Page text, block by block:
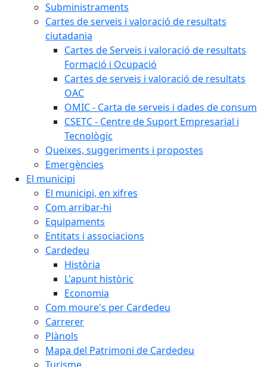
Subministraments
Cartes de serveis i valoració de resultats
ciutadania
Cartes de Serveis i valoració de resultats
Formació i Ocupació
Cartes de serveis i valoració de resultats
OAC
OMIC - Carta de serveis i dades de consum
CSETC - Centre de Suport Empresarial i
Tecnològic
Queixes, suggeriments i propostes
Emergències
El municipi
El municipi, en xifres
Com arribar-hi
Equipaments
Entitats i associacions
Cardedeu
Història
L'apunt històric
Economia
Com moure's per Cardedeu
Carrerer
Plànols
Mapa del Patrimoni de Cardedeu